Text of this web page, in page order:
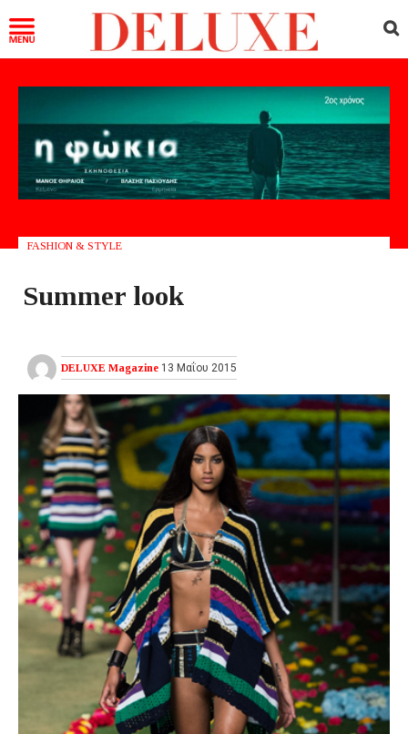
FASHION & STYLE
Summer look
DELUXE Magazine 13 Μαΐου 2015